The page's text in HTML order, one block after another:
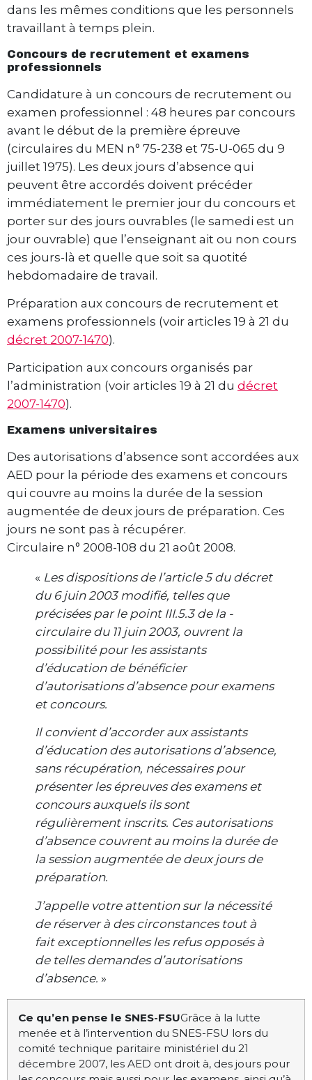
dans les mêmes conditions que les personnels
travaillant à temps plein.
Concours de recrutement et examens
professionnels
Candidature à un concours de recrutement ou
examen professionnel : 48 heures par concours
avant le début de la première épreuve
(circulaires du MEN n° 75-238 et 75-U-065 du 9
juillet 1975). Les deux jours d’absence qui
peuvent être accordés doivent précéder
immédiatement le premier jour du concours et
porter sur des jours ouvrables (le samedi est un
jour ouvrable) que l’enseignant ait ou non cours
ces jours-là et quelle que soit sa quotité
hebdomadaire de travail.
Préparation aux concours de recrutement et
examens professionnels (voir articles 19 à 21 du
décret 2007-1470).
Participation aux concours organisés par
l’administration (voir articles 19 à 21 du décret
2007-1470).
Examens universitaires
Des autorisations d’absence sont accordées aux
AED pour la période des examens et concours
qui couvre au moins la durée de la session
augmentée de deux jours de préparation. Ces
jours ne sont pas à récupérer.
Circulaire n° 2008-108 du 21 août 2008.
« Les dispositions de l’article 5 du décret
du 6 juin 2003 modifié, telles que
précisées par le point III.5.3 de la ­
circulaire du 11 juin 2003, ouvrent la
possibilité pour les assistants
d’éducation de bénéficier
d’autorisations d’absence pour examens
et concours.
Il convient d’accorder aux assistants
d’éducation des autorisations d’absence,
sans récupération, nécessaires pour
présenter les épreuves des examens et
concours auxquels ils sont
régulièrement inscrits. Ces autorisations
d’absence couvrent au moins la durée de
la session augmentée de deux jours de
préparation.
J’appelle votre attention sur la nécessité
de réserver à des circonstances tout à
fait exceptionnelles les refus opposés à
de telles demandes d’autorisations
d’absence. »
Ce qu’en pense le SNES-FSUGrâce à la lutte
menée et à l’intervention du SNES-FSU lors du
comité technique paritaire ministériel du 21
décembre 2007, les AED ont droit à, des jours pour